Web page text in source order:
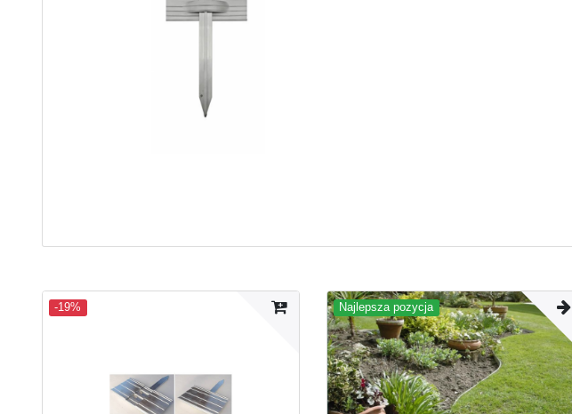
-19% Najlepsza pozycja